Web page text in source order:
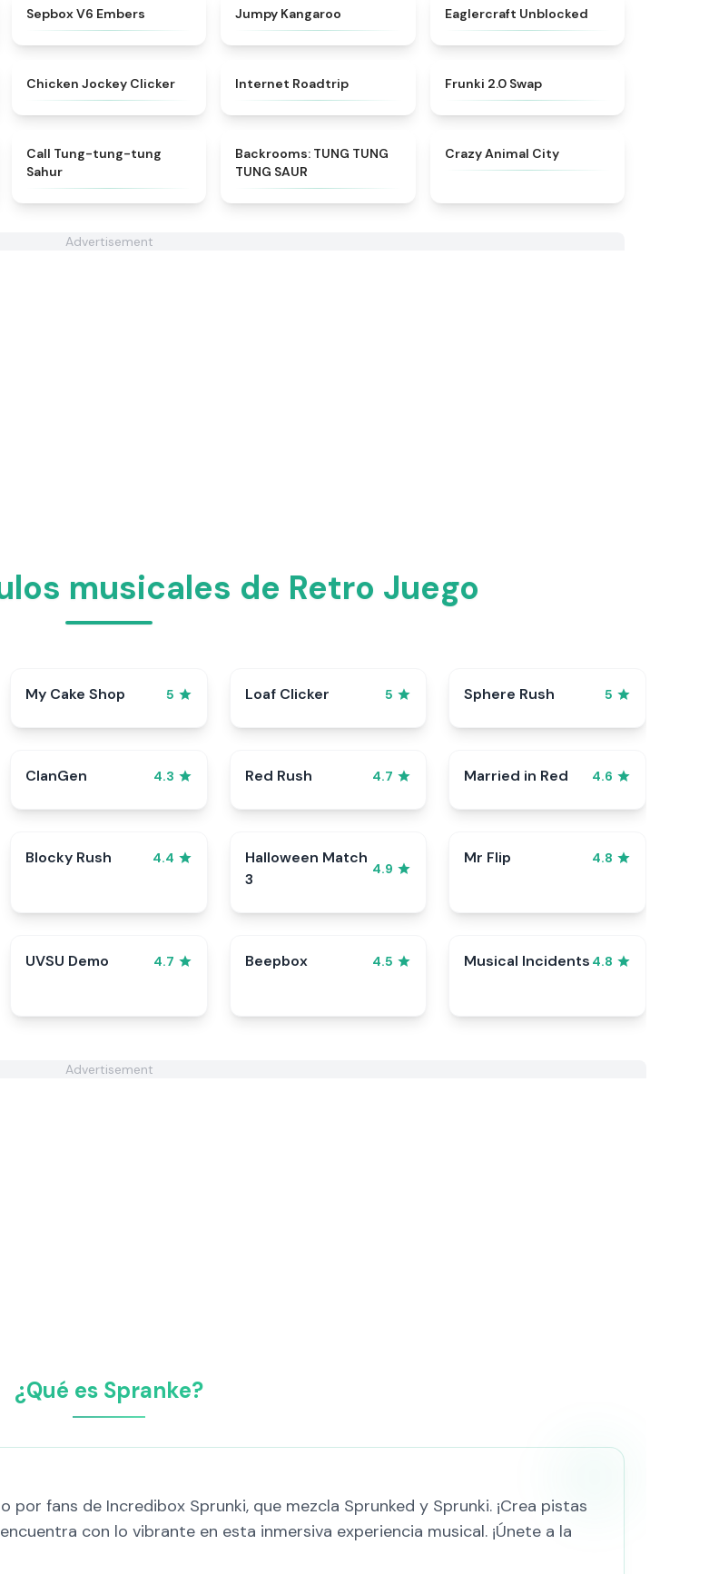
Sepbox V6 Embers Jumpy Kangaroo ★
Eaglercraft Unblocked
Chicken Jockey Clicker Internet Roadtrip Frunki 2.0 Swap​
Call Tung-tung-tung
Sahur
★4.9
Backrooms: TUNG TUNG
TUNG SAUR
Crazy Animal City
Advertisement
musicales de Retro Juego
My Cake Shop 5 Loaf Clicker 5 Sphere Rush 5
ClanGen 4.3 Red Rush 4.7 Married in Red 4.6
Blocky Rush 4.4
Halloween Match
3
4.9
Mr Flip 4.8
UVSU Demo 4.7 Beepbox 4.5 Musical Incidents 4.8
Advertisement
¿Qué es Spranke?
por fans de Incredibox Sprunki, que mezcla Sprunked y Sprunki. ¡Crea pistas
con lo vibrante en esta inmersiva experiencia musical. ¡Únete a la